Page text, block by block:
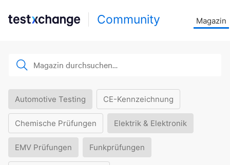
Community Magazin
Automotive Testing CE-Kennzeichnung
Chemische Prüfungen Elektrik & Elektronik
EMV Prüfungen Funkprüfungen